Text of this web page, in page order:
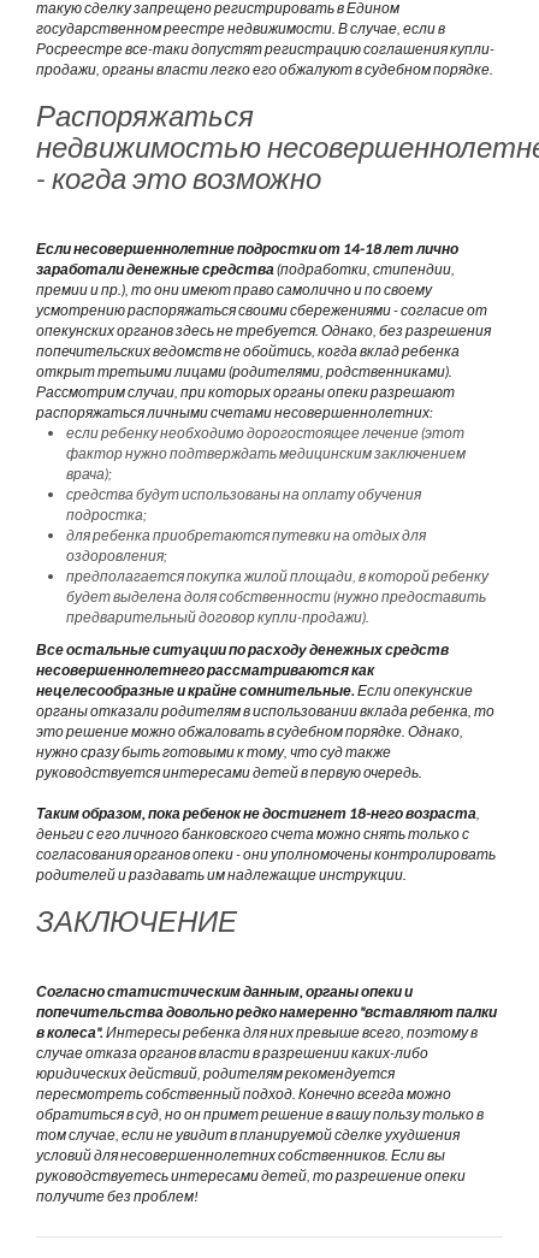
такую сделку запрещено регистрировать в Едином
государственном реестре недвижимости. В случае, если в
Росреестре все-таки допустят регистрацию соглашения купли-
продажи, органы власти легко его обжалуют в судебном порядке.
Распоряжаться
недвижимостью
- когда это возможно
Если несовершеннолетние подростки от 14-18 лет лично
заработали денежные средства (подработки, стипендии,
премии и пр.), то они имеют право самолично и по своему
усмотрению распоряжаться своими сбережениями - согласие от
опекунских органов здесь не требуется. Однако, без разрешения
попечительских ведомств не обойтись, когда вклад ребенка
открыт третьими лицами (родителями, родственниками).
Рассмотрим случаи, при которых органы опеки разрешают
распоряжаться личными счетами несовершеннолетних:
если ребенку необходимо дорогостоящее лечение (этот
фактор нужно подтверждать медицинским заключением
врача);
средства будут использованы на оплату обучения
подростка;
для ребенка приобретаются путевки на отдых для
оздоровления;
предполагается покупка жилой площади, в которой ребенку
будет выделена доля собственности (нужно предоставить
предварительный договор купли-продажи).
Все остальные ситуации по расходу денежных средств
несовершеннолетнего рассматриваются как
нецелесообразные и крайне сомнительные. Если опекунские
органы отказали родителям в использовании вклада ребенка, то
это решение можно обжаловать в судебном порядке. Однако,
нужно сразу быть готовыми к тому, что суд также
руководствуется интересами детей в первую очередь.
Таким образом, пока ребенок не достигнет 18-него возраста
деньги с его личного банковского счета можно снять только с
согласования органов опеки - они уполномочены контролировать
родителей и раздавать им надлежащие инструкции.
ЗАКЛЮЧЕНИЕ
Согласно статистическим данным, органы опеки и
попечительства довольно редко намеренно "вставляют палки
в колеса". Интересы ребенка для них превыше всего, поэтому в
случае отказа органов власти в разрешении каких-либо
юридических действий, родителям рекомендуется
пересмотреть собственный подход. Конечно всегда можно
обратиться в суд, но он примет решение в вашу пользу только в
том случае, если не увидит в планируемой сделке ухудшения
условий для несовершеннолетних собственников. Если вы
руководствуетесь интересами детей, то разрешение опеки
получите без проблем!